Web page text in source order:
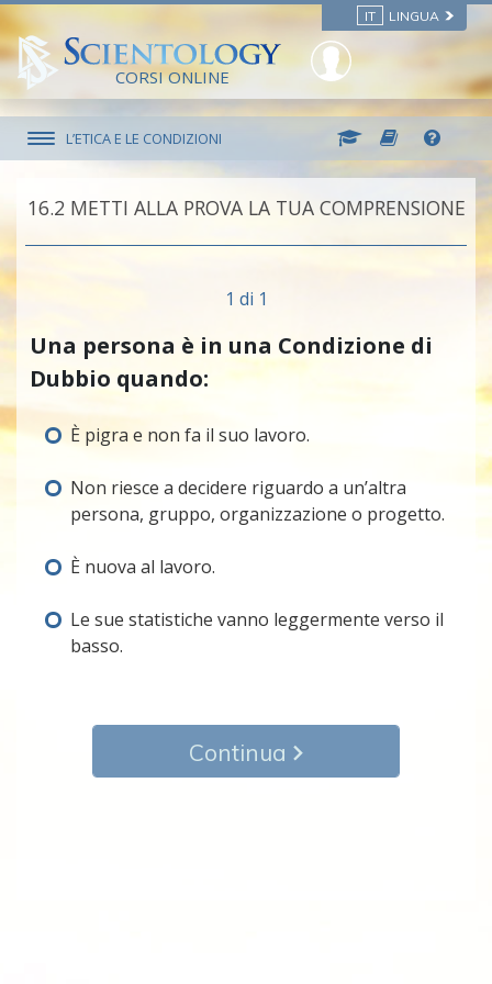
IT LINGUA
CORSI ONLINE
L’ETICA E LE CONDIZIONI
16.‎2 METTI ALLA PROVA LA TUA COMPRENSIONE
1 di 1
Una persona è in una Condizione di
Dubbio quando:
È pigra e non fa il suo lavoro.
Non riesce a decidere riguardo a un’altra
persona, gruppo, organizzazione o progetto.
È nuova al lavoro.
Le sue statistiche vanno leggermente verso il
basso.
Continua